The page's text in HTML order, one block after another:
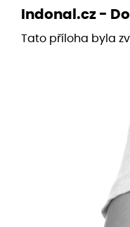
Indonal.cz -
Tato příloha byla